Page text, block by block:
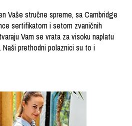
Vaše stručne spreme, sa Cambridge
sertifikatom i setom zvaničnih
Vam se vrata za visoku naplatu
prethodni polaznici su to i